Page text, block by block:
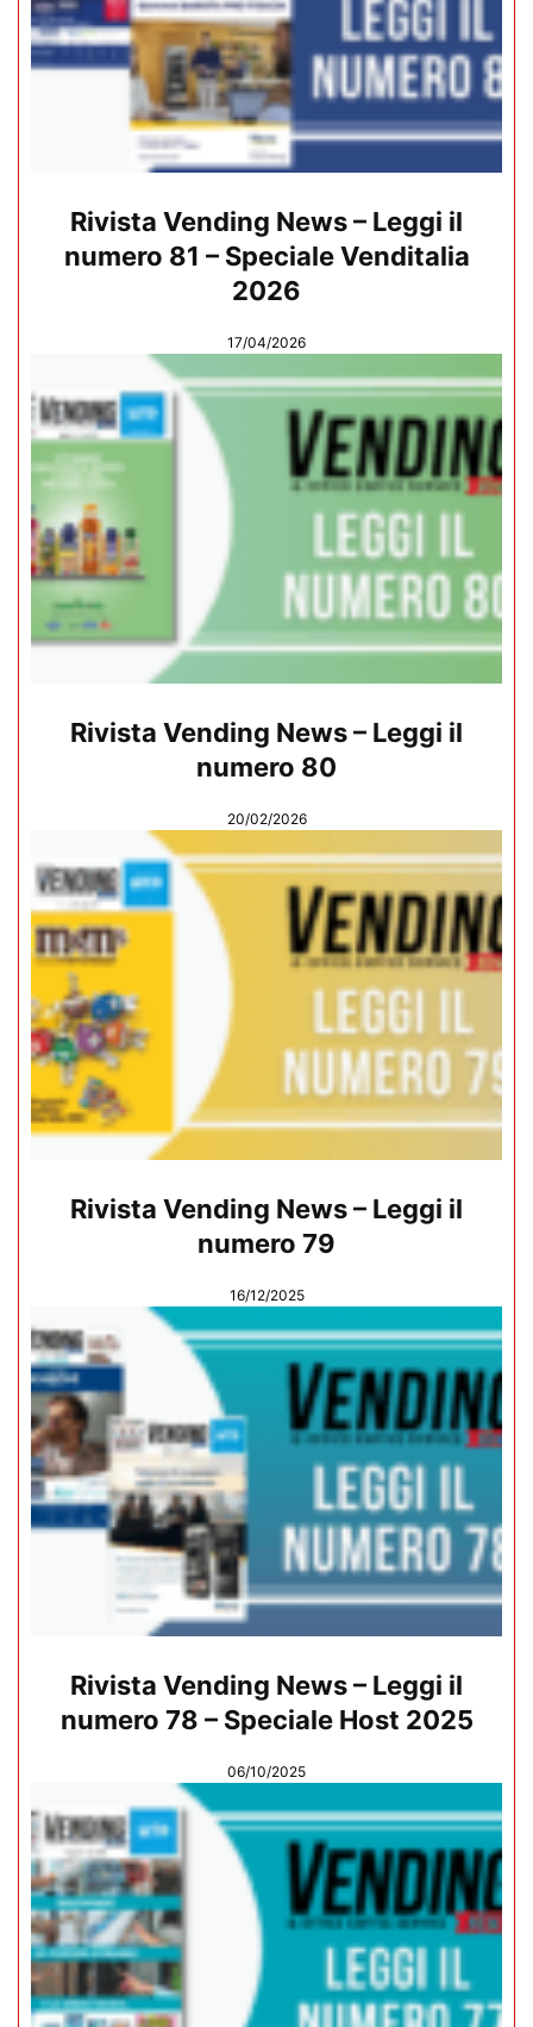
Rivista Vending News – Leggi il
numero 81 – Speciale Venditalia
2026
17/04/2026
Rivista Vending News – Leggi il
numero 80
20/02/2026
Rivista Vending News – Leggi il
numero 79
16/12/2025
Rivista Vending News – Leggi il
numero 78 – Speciale Host 2025
06/10/2025